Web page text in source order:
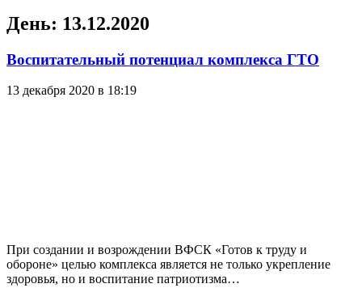
День: 13.12.2020
Воспитательный потенциал комплекса ГТО
13 декабря 2020 в 18:19
При создании и возрождении ВФСК «Готов к труду и
обороне» целью комплекса является не только укрепление
здоровья, но и воспитание патриотизма…